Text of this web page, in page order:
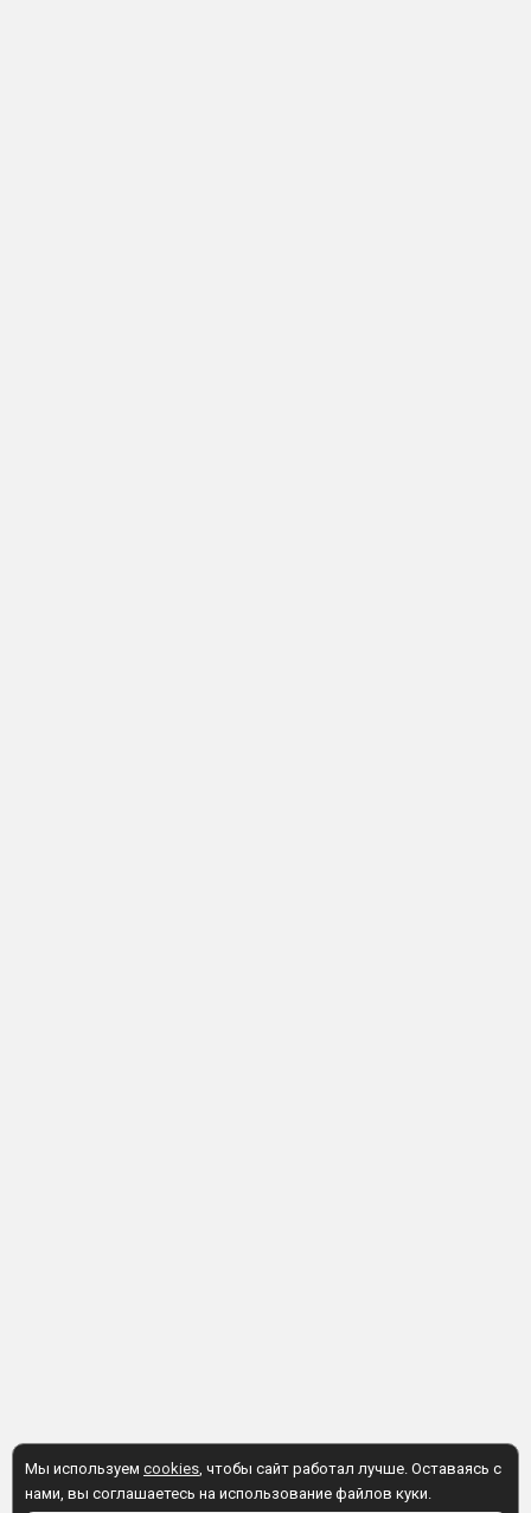
Мы используем cookies, чтобы сайт работал лучше. Оставаясь с
нами, вы соглашаетесь на использование файлов куки.